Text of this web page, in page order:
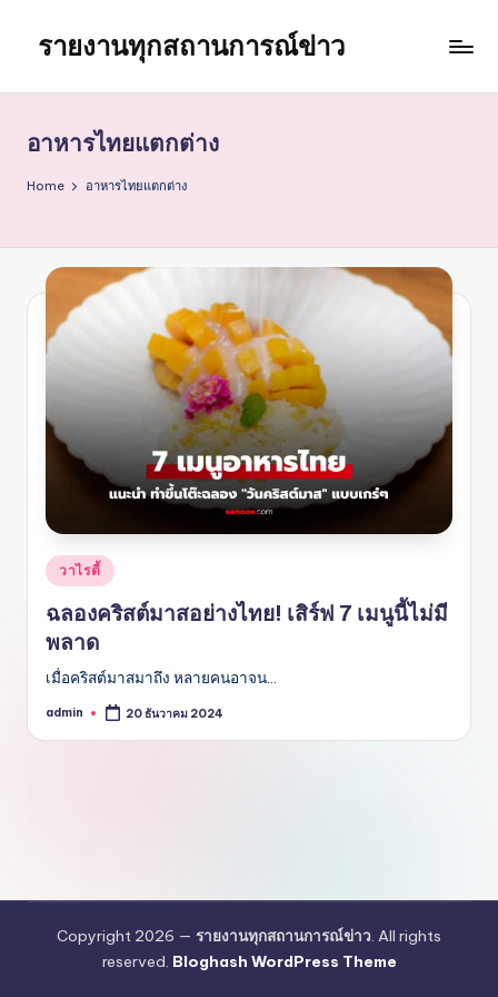
content
รายงานทุกสถานการณ์ข่าว
อาหารไทยแตกต่าง
Home อาหารไทยแตกต่าง
Posted
in
วาไรตี้
ฉลองคริสต์มาสอย่างไทย! เสิร์ฟ 7 เมนูนี้ไม่มี
พลาด
เมื่อคริสต์มาสมาถึง หลายคนอาจน…
Posted
admin 20 ธันวาคม 2024
Copyright 2026 — รายงานทุกสถานการณ์ข่าว. All rights
reserved. Bloghash WordPress Theme